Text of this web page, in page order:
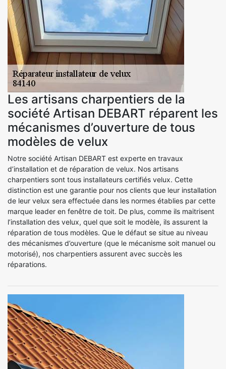
Les artisans charpentiers de la
société Artisan DEBART réparent les
mécanismes d’ouverture de tous
modèles de velux
Notre société Artisan DEBART est experte en travaux
d’installation et de réparation de velux. Nos artisans
charpentiers sont tous installateurs certifiés velux. Cette
distinction est une garantie pour nos clients que leur installation
de leur velux sera effectuée dans les normes établies par cette
marque leader en fenêtre de toit. De plus, comme ils maitrisent
l’installation des velux, quel que soit le modèle, ils assurent la
réparation de tous modèles. Que le défaut se situe au niveau
des mécanismes d’ouverture (que le mécanisme soit manuel ou
motorisé), nos charpentiers assurent avec succès les
réparations.